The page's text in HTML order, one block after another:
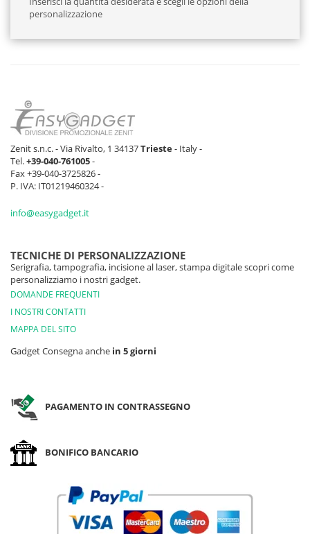
personalizzazione
Zenit s.n.c. - Via Rivalto, 1 34137Trieste- Italy -
Tel.+39-040-761005-
Fax +39-040-3725826 -
P. IVA: IT01219460324 -
info@easygadget.it
TECNICHE DI PERSONALIZZAZIONE
Serigrafia, tampografia, incisione al laser, stampa digitale scopri come
personalizziamo i nostri gadget.
DOMANDE FREQUENTI
I NOSTRI CONTATTI
MAPPA DEL SITO
Gadget Consegna anche in 5 giorni
PAGAMENTO IN CONTRASSEGNO
BONIFICO BANCARIO